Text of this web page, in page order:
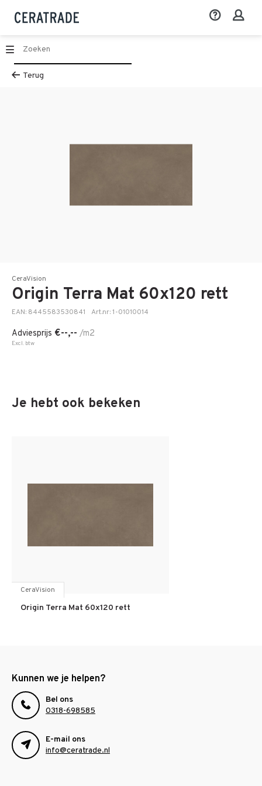
Terug
CeraVision
Origin Terra Mat 60x120 rett
EAN: 8445583530841 Art.nr: 1-01010014
Adviesprijs €--,-- /m2
Excl. btw
Je hebt ook bekeken
CeraVision
Origin Terra Mat 60x120 rett
Kunnen we je helpen?
Bel ons
0318-698585
E-mail ons
info@ceratrade.nl